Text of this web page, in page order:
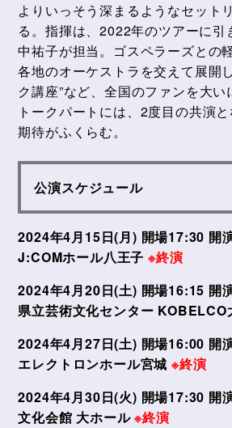
よりいっそう深まるようなセット
る。指揮は、2022年のツアーに引
中祐子が担当。ゴスペラーズとの
各地のオーケストラを交えて展開
ク講座”など、全国のファンを大
トークパートには、2度目の共演
期待がふくらむ。
公演スケジュール
2024年4月15日(月) 開場17:30 開
J:COMホール八王子※終演
2024年4月20日(土) 開場16:15 開
県立芸術文化センター KOBELCO
2024年4月27日(土) 開場16:00 開
エレクトロンホール宮城※終演
2024年4月30日(火) 開場17:30 開
文化会館 大ホール※終演